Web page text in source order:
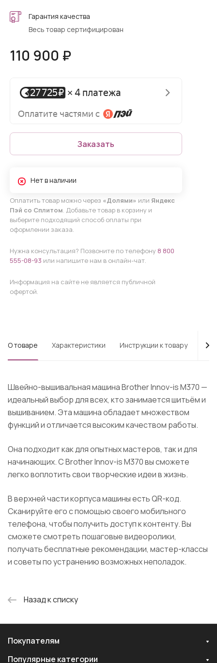
Гарантия качества
Весь товар сертифицирован
110 900 ₽
Заказать
Нет в наличии
Оплатить товар можно через «Долями» или Яндекс
Пэй со Сплитом. Добавьте товар в корзину и
выберите подходящий способ оплаты при
оформлении заказа.
Нужна консультация? Позвоните по телефону 8 800
555-08-93 или напишите нам в онлайн-чат.
Информация на сайте не является публичной
офертой.
О товаре Характеристики Инструкции к товару
Швейно-вышивальная машина Brother Innov-is M370 —
идеальный выбор для всех, кто занимается шитьём и
вышиванием. Эта машина обладает множеством
функций и отличается высоким качеством работы.
Она подходит как для опытных мастеров, так и для
начинающих. С Brother Innov-is M370 вы сможете
легко воплотить свои творческие идеи в жизнь.
В верхней части корпуса машины есть QR-код.
Сканируйте его с помощью своего мобильного
телефона, чтобы получить доступ к контенту. Вы
сможете смотреть пошаговые видеоролики,
получать бесплатные рекомендации, мастер-классы
и советы по устранению возможных неполадок.
Назад к списку
Покупателям
Популярные категории